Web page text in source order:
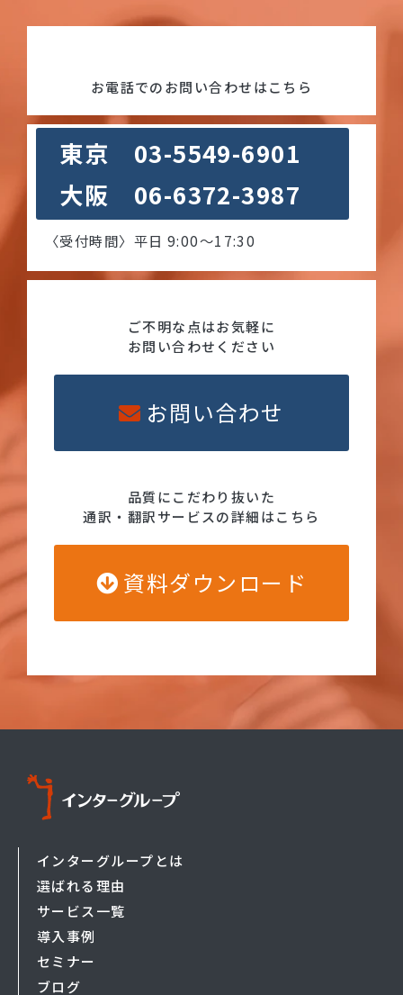
お電話でのお問い合わせはこちら
東京 03-5549-6901
大阪 06-6372-3987
〈受付時間〉平日 9:00〜17:30
ご不明な点はお気軽に
お問い合わせください
お問い合わせ
品質にこだわり抜いた
通訳・翻訳サービスの詳細はこちら
資料ダウンロード
インターグループとは
選ばれる理由
サービス一覧
導入事例
セミナー
ブログ